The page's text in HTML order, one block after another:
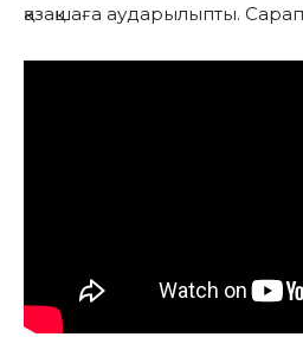
қазақшаға аударылыпты.